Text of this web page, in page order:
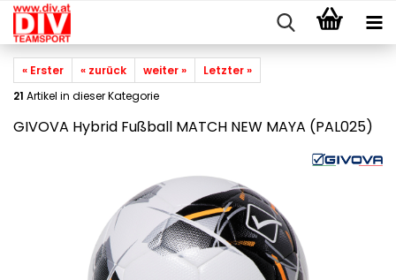
« Erster « zurück weiter »
Letzter »
21 Artikel in dieser Kategorie
GIVOVA Hybrid Fußball MATCH NEW MAYA (PAL025)